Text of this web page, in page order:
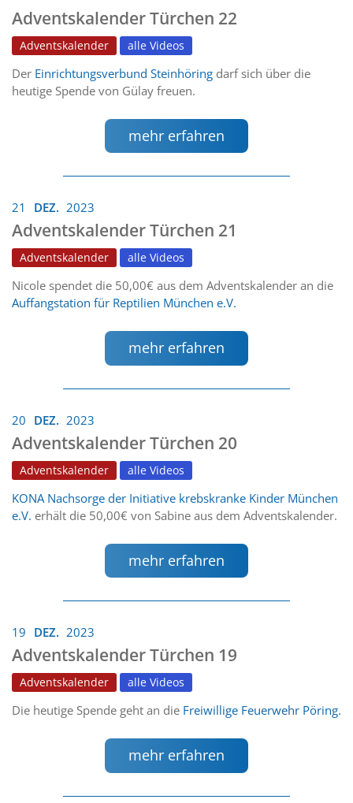
Adventskalender Türchen 22
Adventskalender alle Videos
Der Einrichtungsverbund Steinhöring darf sich über die
heutige Spende von Gülay freuen.
mehr erfahren
21 DEZ. 2023
Adventskalender Türchen 21
Adventskalender alle Videos
Nicole spendet die 50,00€ aus dem Adventskalender an die
Auffangstation für Reptilien München e.V.
mehr erfahren
20 DEZ. 2023
Adventskalender Türchen 20
Adventskalender alle Videos
KONA Nachsorge der Initiative krebskranke Kinder München
e.V. erhält die 50,00€ von Sabine aus dem Adventskalender.
mehr erfahren
19 DEZ. 2023
Adventskalender Türchen 19
Adventskalender alle Videos
Die heutige Spende geht an die Freiwillige Feuerwehr Pöring.
mehr erfahren